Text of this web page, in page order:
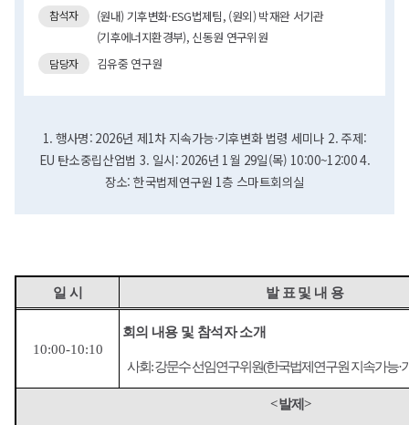
참석자
(원내) 기후변화·ESG법제팀, (원외) 박재완 서기관
(기후에너지환경부), 신동원 연구위원
담당자 김유중 연구원
1. 행사명: 2026년 제1차 지속가능·기후변화 법령 세미나 2. 주제:
EU 탄소중립산업법 3. 일시: 2026년 1월 29일(목) 10:00~12:00 4.
장소: 한국법제연구원 1층 스마트회의실
일 시 발 표 및 내 용
10:00-10:10
회의 내용 및 참석자 소개
사회:강문수 선임연구위원(한국법제연구원 지속가능·
<발제>